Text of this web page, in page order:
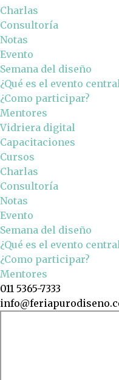
Charlas
Consultoría
Notas
Evento
Semana del diseño
¿Qué es el evento
¿Como participar?
Mentores
Vidriera digital
Capacitaciones
Cursos
Charlas
Consultoría
Notas
Evento
Semana del diseño
¿Qué es el evento
¿Como participar?
Mentores
011 5365-7333